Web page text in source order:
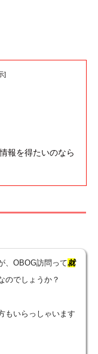
]
報を得たいのなら
、OBOG訪問って就
のでしょうか？
もいらっしゃいます